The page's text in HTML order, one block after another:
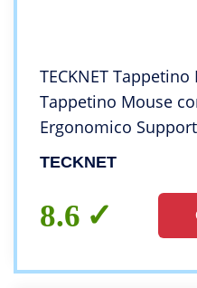
TECKNET
Tappetino Mouse
Ergonomico
Notebook e Laptop
TECKNET
8.6